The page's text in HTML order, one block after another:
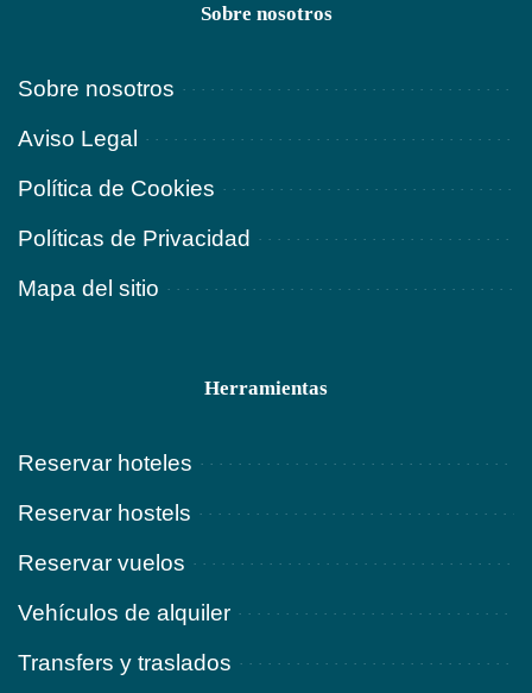
Sobre nosotros
Sobre nosotros
Aviso Legal
Política de Cookies
Políticas de Privacidad
Mapa del sitio
Herramientas
Reservar hoteles
Reservar hostels
Reservar vuelos
Vehículos de alquiler
Transfers y traslados